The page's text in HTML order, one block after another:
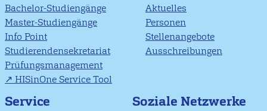
Bachelor-Studiengänge
Master-Studiengänge
Info Point
Studierendensekretariat
Prüfungsmanagement
HISinOne Service Tool
Aktuelles
Personen
Stellenangebote
Ausschreibungen
Service Soziale Netzwerke